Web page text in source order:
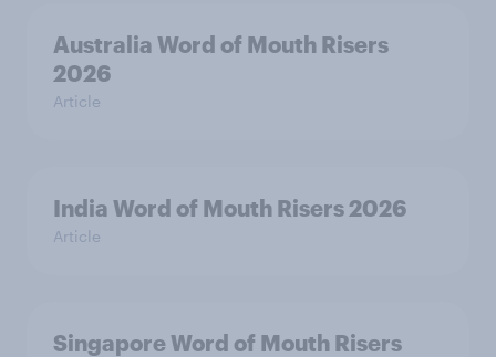
Australia Word of Mouth Risers
2026
Article
India Word of Mouth Risers 2026
Article
Singapore Word of Mouth Risers